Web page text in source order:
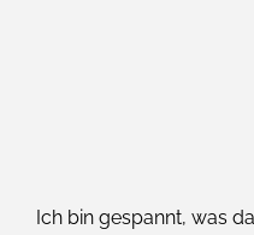
Ich bin gespannt, was